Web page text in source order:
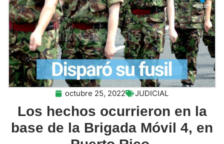
octubre 25, 2022 JUDICIAL
Los hechos ocurrieron en la
base de la Brigada Móvil 4, en